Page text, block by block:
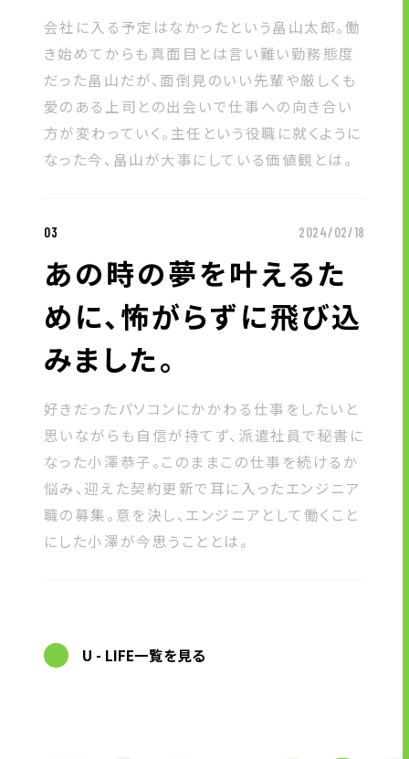
会社に入る予定はなかったという畠山太郎。働
き始めてからも真面目とは言い難い勤務態度
だった畠山だが、面倒見のいい先輩や厳しくも
愛のある上司との出会いで仕事への向き合い
方が変わっていく。主任という役職に就くように
なった今、畠山が大事にしている価値観とは。
03 2024/02/18
あの時の夢を叶えるた
めに、怖がらずに飛び込
みました。
好きだったパソコンにかかわる仕事をしたいと
思いながらも自信が持てず、派遣社員で秘書に
なった小澤恭子。このままこの仕事を続けるか
悩み、迎えた契約更新で耳に入ったエンジニア
職の募集。意を決し、エンジニアとして働くこと
にした小澤が今思うこととは。
U - LIFE一覧を見る